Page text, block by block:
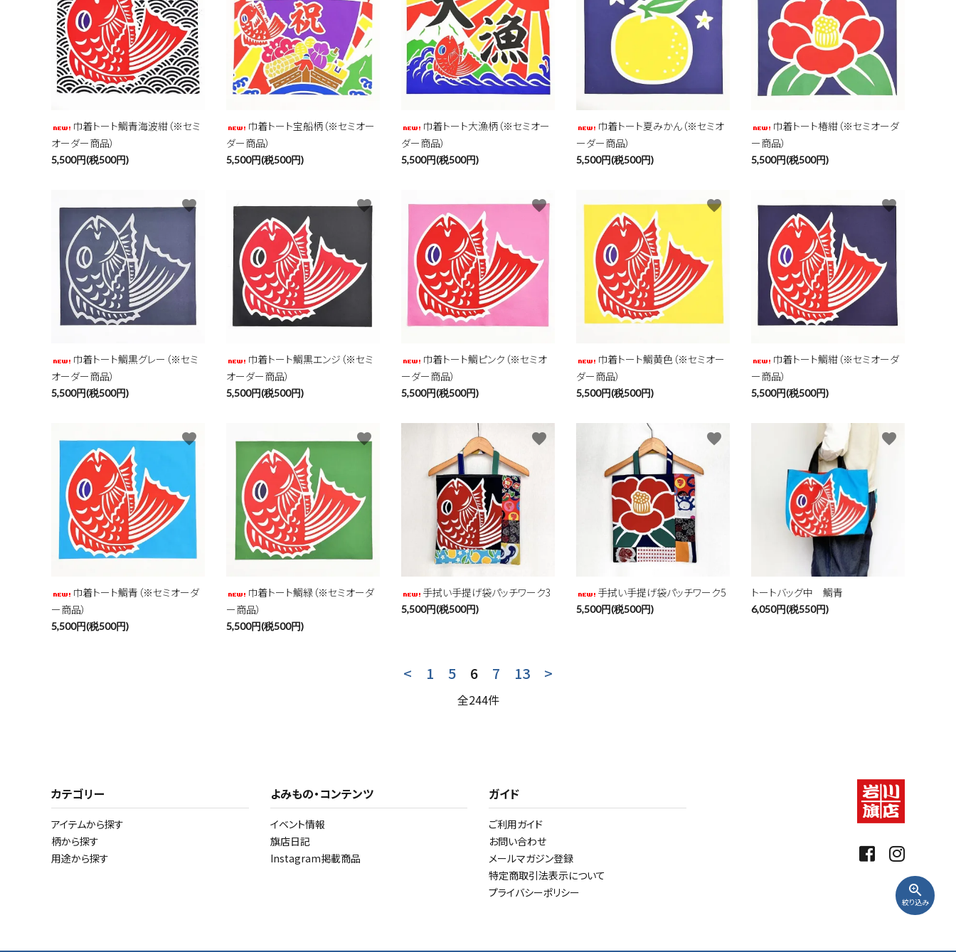
巾着トート鯛青海波紺（※セミ
オーダー商品）
5,500円(税500円)
巾着トート宝船柄（※セミオー
ダー商品）
5,500円(税500円)
巾着トート大漁柄（※セミオー
ダー商品）
5,500円(税500円)
巾着トート夏みかん（※セミオ
ーダー商品）
5,500円(税500円)
巾着トート椿紺（※セミオーダ
ー商品）
5,500円(税500円)
巾着トート鯛黒グレー（※セミ
オーダー商品）
5,500円(税500円)
favorite
巾着トート鯛黒エンジ（※セミ
オーダー商品）
5,500円(税500円)
favorite
巾着トート鯛ピンク（※セミオ
ーダー商品）
5,500円(税500円)
favorite
巾着トート鯛黄色（※セミオー
ダー商品）
5,500円(税500円)
favorite
巾着トート鯛紺（※セミオーダ
ー商品）
5,500円(税500円)
favorite
巾着トート鯛青（※セミオーダ
ー商品）
5,500円(税500円)
favorite
巾着トート鯛緑（※セミオーダ
ー商品）
5,500円(税500円)
favorite
手拭い手提げ袋パッチワーク3
5,500円(税500円)
favorite
手拭い手提げ袋パッチワーク5
5,500円(税500円)
favorite
トートバッグ中 鯛青
6,050円(税550円)
favorite
< 1 5 6 7 13 >
全244件
zoom_in
絞り込み
キーワード
検索する
close
カテゴリー
アイテムから探す
柄から探す
用途から探す
よみもの・コンテンツ
イベント情報
旗店日記
Instagram掲載商品
ガイド
ご利用ガイド
お問い合わせ
メールマガジン登録
特定商取引法表示について
プライバシーポリシー